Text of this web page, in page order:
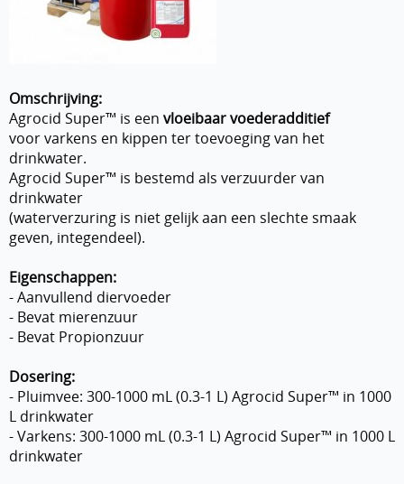
Omschrijving:
Agrocid Super™ is een vloeibaar voederadditief
voor varkens en kippen ter toevoeging van het
drinkwater.
Agrocid Super™ is bestemd als verzuurder van
drinkwater
(waterverzuring is niet gelijk aan een slechte smaak
geven, integendeel).
Eigenschappen:
- Aanvullend diervoeder
- Bevat mierenzuur
- Bevat Propionzuur
Dosering:
- Pluimvee: 300-1000 mL (0.3-1 L) Agrocid Super™ in 1000
L drinkwater
- Varkens: 300-1000 mL (0.3-1 L) Agrocid Super™ in 1000 L
drinkwater